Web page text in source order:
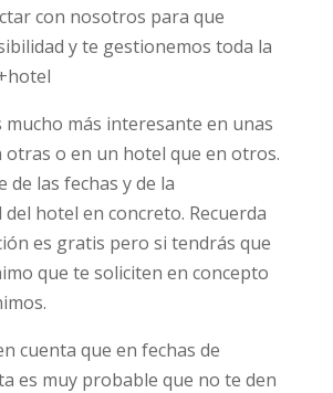
con nosotros para que
y te gestionemos toda la
mucho más interesante en unas
otras o en un hotel que en otros.
de las fechas y de la
hotel en concreto. Recuerda
es gratis pero si tendrás que
que te soliciten en concepto
cuenta que en fechas de
es muy probable que no te den